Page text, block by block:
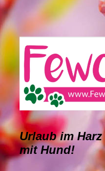
Urlaub im Harz
mit Hund!